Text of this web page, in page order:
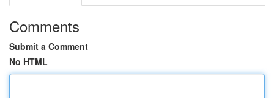
Comments
Submit a Comment
No HTML